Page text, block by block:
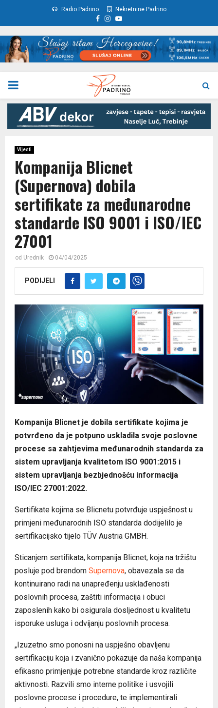
Radio Padrino Nekretnine Padrino
Facebook
Instagram
Youtube
PRIMARY
MENU
Vijesti
Kompanija Blicnet
(Supernova) dobila
sertifikate za međunarodne
standarde ISO 9001 i ISO/IEC
27001
od Urednik 04/04/2025
PODIJELI
Kompanija Blicnet je dobila sertifikate kojima je
potvrđeno da je potpuno uskladila svoje poslovne
procese sa zahtjevima međunarodnih standarda za
sistem upravljanja kvalitetom ISO 9001:2015 i
sistem upravljanja bezbjednošću informacija
ISO/IEC 27001:2022.
Sertifikate kojima se Blicnetu potvrđuje uspješnost u
primjeni međunarodnih ISO standarda dodijelilo je
sertifikacijsko tijelo TÜV Austria GMBH.
Sticanjem sertifikata, kompanija Blicnet, koja na tržištu
posluje pod brendom Supernova, obavezala se da
kontinuirano radi na unapređenju usklađenosti
poslovnih procesa, zaštiti informacija i obuci
zaposlenih kako bi osigurala dosljednost u kvalitetu
isporuke usluga i odvijanju poslovnih procesa.
„Izuzetno smo ponosni na uspješno obavljenu
sertifikaciju koja i zvanično pokazuje da naša kompanija
efikasno primjenjuje potrebne standarde kroz različite
aktivnosti. Razvili smo interne politike i usvojili
poslovne procese i procedure, te implementirali